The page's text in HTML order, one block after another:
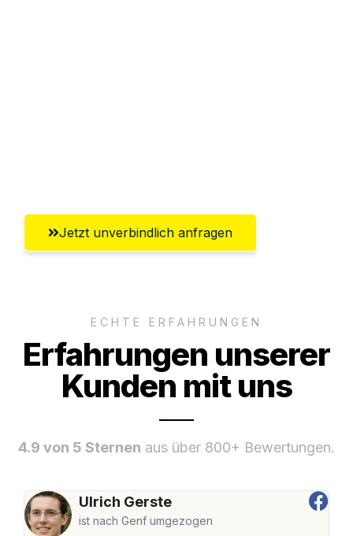
Jetzt unverbindlich anfragen
ECHTE ERFAHRUNGEN
Erfahrungen unserer
Kunden mit uns
4.9 von 5 Sternen aus über 800+ Bewertungen.
Ulrich Gerste
ist nach Genf umgezogen